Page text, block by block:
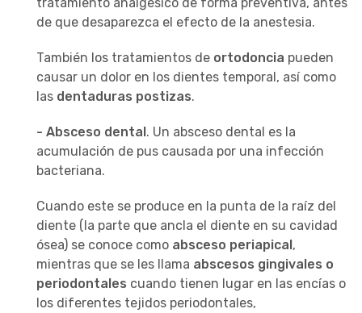
de que desaparezca el efecto de la anestesia.
También los tratamientos de ortodoncia pueden
causar un dolor en los dientes temporal, así como
las dentaduras postizas.
- Absceso dental. Un absceso dental es la
acumulación de pus causada por una infección
bacteriana.
Cuando este se produce en la punta de la raíz del
diente (la parte que ancla el diente en su cavidad
ósea) se conoce como absceso periapical,
mientras que se les llama abscesos gingivales o
periodontales cuando tienen lugar en las encías o
los diferentes tejidos periodontales,